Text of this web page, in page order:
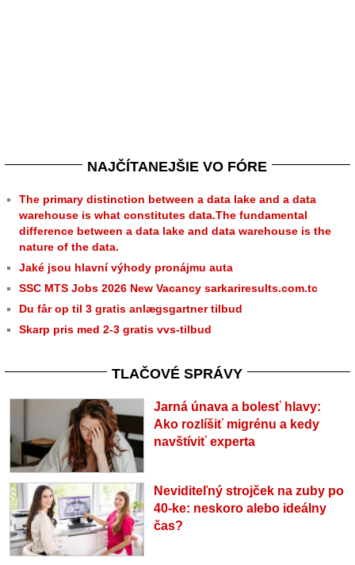
NAJČÍTANEJŠIE VO FÓRE
The primary distinction between a data lake and a data
warehouse is what constitutes data.The fundamental
difference between a data lake and data warehouse is the
nature of the data.
Jaké jsou hlavní výhody pronájmu auta
SSC MTS Jobs 2026 New Vacancy sarkariresults.com.tc
Du får op til 3 gratis anlægsgartner tilbud
Skarp pris med 2-3 gratis vvs-tilbud
TLAČOVÉ SPRÁVY
Jarná únava a bolesť hlavy:
Ako rozlíšiť migrénu a kedy
navštíviť experta
Neviditeľný strojček na zuby po
40-ke: neskoro alebo ideálny
čas?